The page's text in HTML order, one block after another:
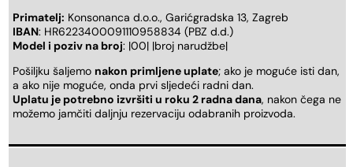
Primatelj: Konsonanca d.o.o., Garićgradska 13, Zagreb
IBAN: HR6223400091110958834 (PBZ d.d.)
Model i poziv na broj: |00| |broj narudžbe|
Pošiljku šaljemo nakon primljene uplate; ako je moguće isti dan,
a ako nije moguće, onda prvi sljedeći radni dan.
Uplatu je potrebno izvršiti u roku 2 radna dana, nakon čega ne
možemo jamčiti daljnju rezervaciju odabranih proizvoda.